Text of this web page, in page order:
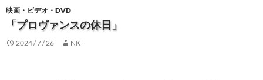
映画・ビデオ・DVD
「プロヴァンスの休日」
2024 / 7 / 26 NK